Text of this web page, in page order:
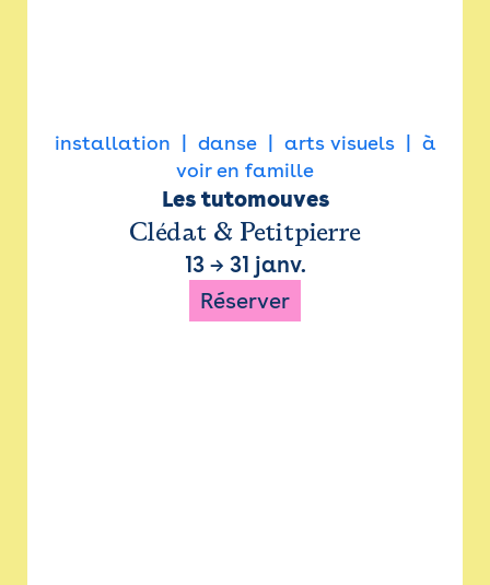
installation danse arts visuels
à
voir en famille
Les tutomouves
Clédat & Petitpierre
13→ 31 janv.
Réserver